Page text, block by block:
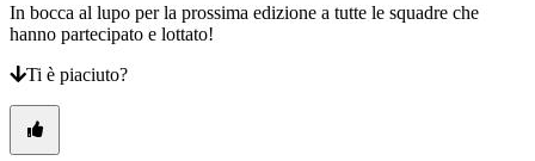
In bocca al lupo per la prossima edizione a tutte le squadre che
hanno partecipato e lottato!
Ti è piaciuto?